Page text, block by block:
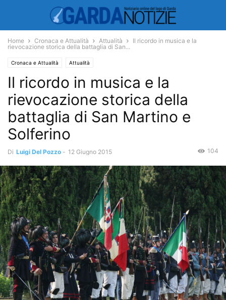
Home Cronaca e Attualità Attualità
Il ricordo in musica e la
rievocazione storica della battaglia di San...
Cronaca e Attualità Attualità
Il ricordo in musica e la
rievocazione storica della
battaglia di San Martino e
Solferino
Di Luigi Del Pozzo - 12 Giugno 2015 104